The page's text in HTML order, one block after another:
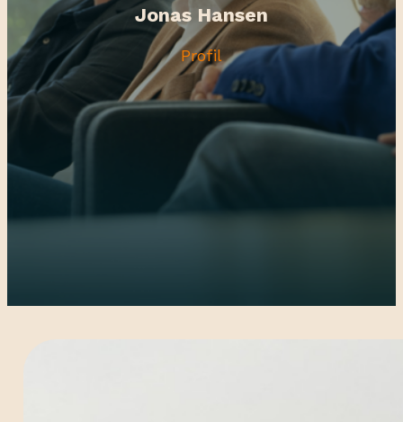
Missionsledelse
– når
komplekse og
vilde problemer
kræver fælles
Innovation er
ikke en
afdeling, det
er en kultur
for alle
organisationer
fryder
Jonas Hansen
Profil